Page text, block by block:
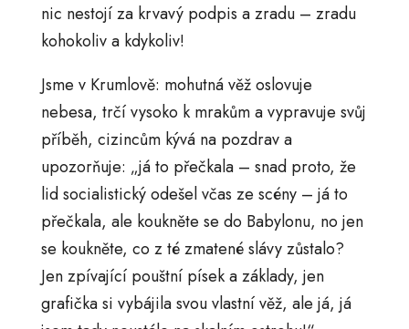
nic nestojí za krvavý podpis a zradu – zradu
kohokoliv a kdykoliv!
Jsme v Krumlově: mohutná věž oslovuje
nebesa, trčí vysoko k mrakům a vypravuje svůj
příběh, cizincům kývá na pozdrav a
upozorňuje: „já to přečkala – snad proto, že
lid socialistický odešel včas ze scény – já to
přečkala, ale koukněte se do Babylonu, no jen
se koukněte, co z té zmatené slávy zůstalo?
Jen zpívající pouštní písek a základy, jen
grafička si vybájila svou vlastní věž, ale já, já